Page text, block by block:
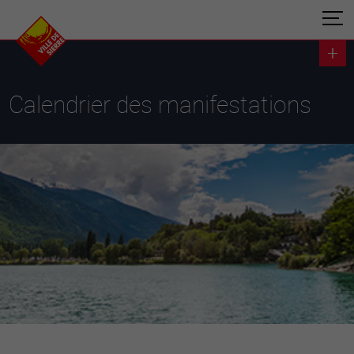
Calendrier des manifestations